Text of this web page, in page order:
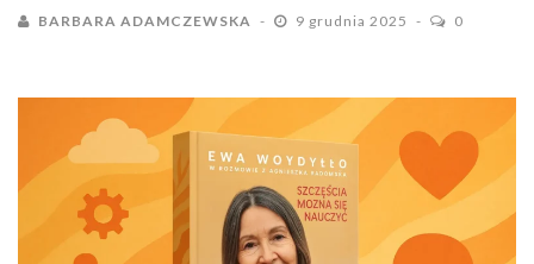
BARBARA ADAMCZEWSKA 9 grudnia 2025 0